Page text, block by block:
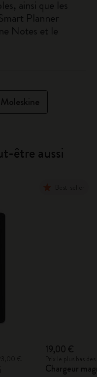
ainsi que les
Planner
Notes et le
être aussi
19,00 €
Chargeur